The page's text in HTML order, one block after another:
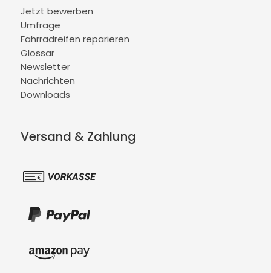
Jetzt bewerben
Umfrage
Fahrradreifen reparieren
Glossar
Newsletter
Nachrichten
Downloads
Versand & Zahlung